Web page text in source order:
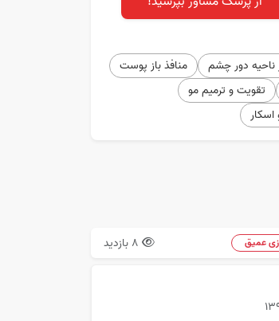
ناحیه دور چشم
منافذ باز پوست
تقویت و ترمیم مو
عمیق